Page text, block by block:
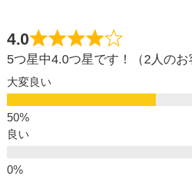
4.0
5つ星中4.0つ星です！（2人のお
大変良い
良い